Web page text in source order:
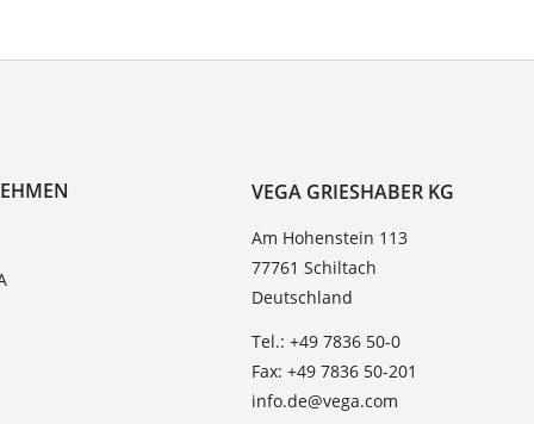
VEGA GRIESHABER KG
Am Hohenstein 113
77761 Schiltach
Deutschland
Tel.: +49 7836 50-0
Fax: +49 7836 50-201
info.de@vega.com